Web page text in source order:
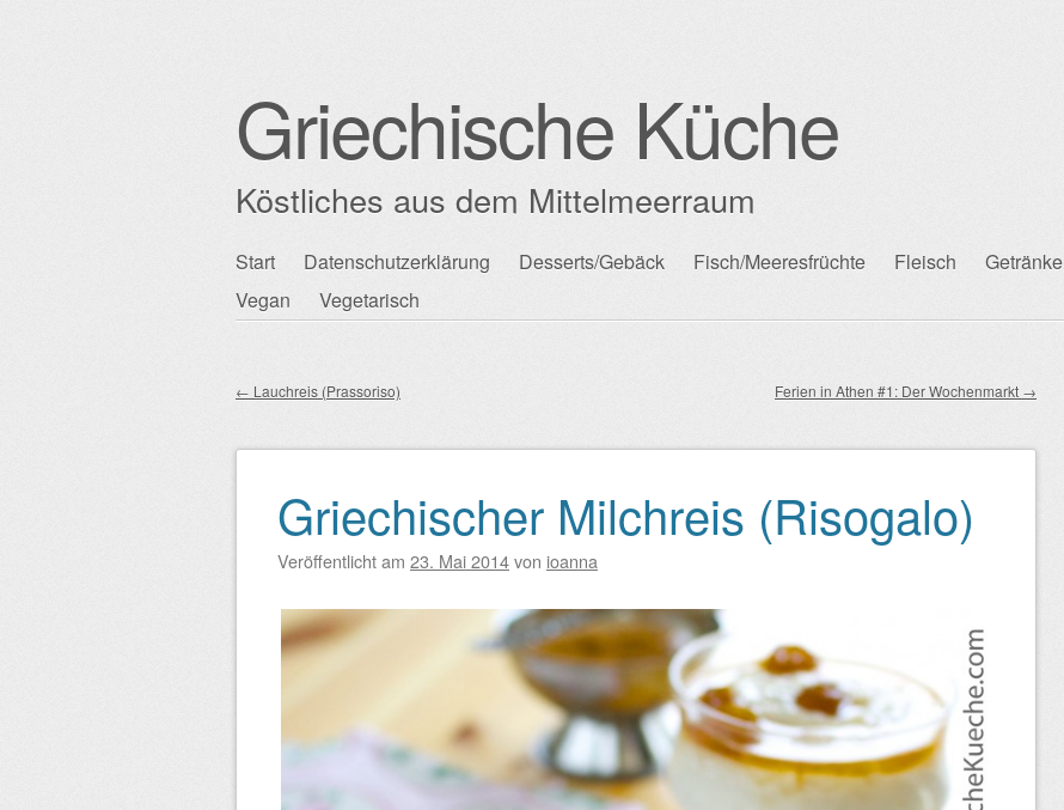
Griechische Küche
Köstliches aus dem Mittelmeerraum
Hauptmenü
Zum
Inhalt
Start Datenschutzerklärung Desserts/Gebäck Fisch/Meeresfrüchte Fleisch Getränke
Vegan
Vegetarisch
Beitragsnavigation
← Lauchreis (Prassoriso) Ferien in Athen #1: Der Wochenmarkt →
Griechischer Milchreis (Risogalo)
Veröffentlicht am 23. Mai 2014von ioanna